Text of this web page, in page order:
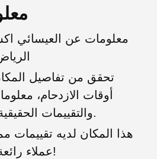
معلومات عن العيسائي
تحقق من تفاصيل
أوقات الازدحام،
والتقييمات الحقيقية من المستخدمين.
هذا المكان لديه تقييمات
عملاء رائعة. موصى به بشدة!